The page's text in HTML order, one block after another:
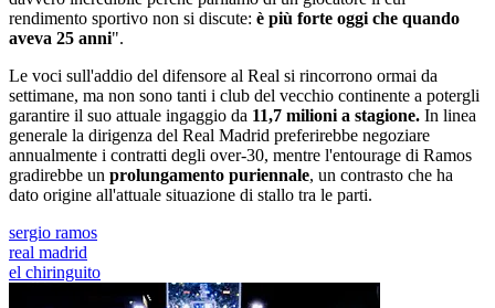
rendimento sportivo non si discute: è più forte oggi che quando
aveva 25 anni".
Le voci sull'addio del difensore al Real si rincorrono ormai da
settimane, ma non sono tanti i club del vecchio continente a potergli
garantire il suo attuale ingaggio da 11,7 milioni a stagione. In linea
generale la dirigenza del Real Madrid preferirebbe negoziare
annualmente i contratti degli over-30, mentre l'entourage di Ramos
gradirebbe un prolungamento puriennale, un contrasto che ha
dato origine all'attuale situazione di stallo tra le parti.
sergio ramos
real madrid
el chiringuito